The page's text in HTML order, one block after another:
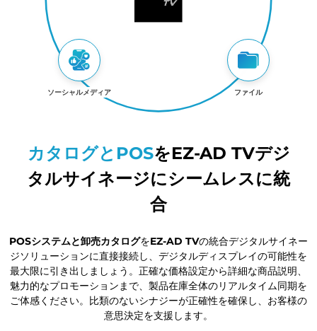
カタログとPOSをEZ-AD TVデジ
タルサイネージにシームレスに統
合
POSシステムと卸売カタログをEZ-AD TVの統合デジタルサイネー
ジソリューションに直接接続し、デジタルディスプレイの可能性を
最大限に引き出しましょう。正確な価格設定から詳細な商品説明、
魅力的なプロモーションまで、製品在庫全体のリアルタイム同期を
ご体感ください。比類のないシナジーが正確性を確保し、お客様の
意思決定を支援します。
ソーシャルメディア ファイル